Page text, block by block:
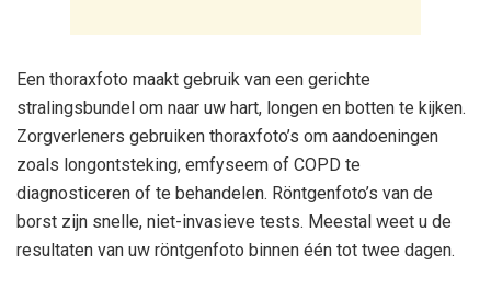
Een thoraxfoto maakt gebruik van een gerichte
stralingsbundel om naar uw hart, longen en botten te kijken.
Zorgverleners gebruiken thoraxfoto’s om aandoeningen
zoals longontsteking, emfyseem of COPD te
diagnosticeren of te behandelen. Röntgenfoto’s van de
borst zijn snelle, niet-invasieve tests. Meestal weet u de
resultaten van uw röntgenfoto binnen één tot twee dagen.